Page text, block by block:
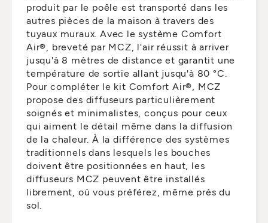
produit par le poêle est transporté dans les
autres pièces de la maison à travers des
tuyaux muraux. Avec le système Comfort
Air®, breveté par MCZ, l'air réussit à arriver
jusqu'à 8 mètres de distance et garantit une
température de sortie allant jusqu'à 80 °C.
Pour compléter le kit Comfort Air®, MCZ
propose des diffuseurs particulièrement
soignés et minimalistes, conçus pour ceux
qui aiment le détail même dans la diffusion
de la chaleur. À la différence des systèmes
traditionnels dans lesquels les bouches
doivent être positionnées en haut, les
diffuseurs MCZ peuvent être installés
librement, où vous préférez, même près du
sol.